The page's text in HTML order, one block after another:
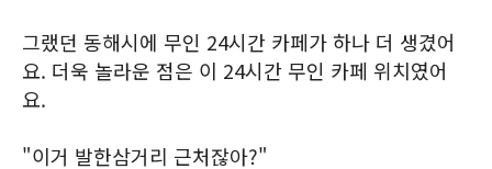
그랬던 동해시에 무인 24시간 카페가 하나 더 생겼어
요. 더욱 놀라운 점은 이 24시간 무인 카페 위치였어
요.
"이거 발한삼거리 근처잖아?"